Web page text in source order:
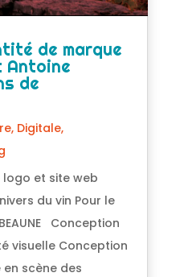
de marque
de
, Digitale,
et site web
du vin Pour le
Conception
visuelle Conception
scène des